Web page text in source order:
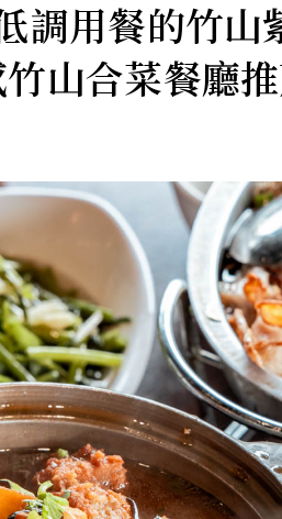
調用餐的竹山
山合菜餐廳